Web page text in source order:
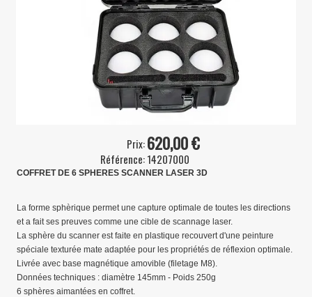
Prix:620,00 €
Référence:14207000
COFFRET DE 6 SPHERES SCANNER LASER 3D
La forme sphèrique permet une capture optimale de toutes les directions
et a fait ses preuves comme une cible de scannage laser.
La sphère du scanner est faite en plastique recouvert d'une peinture
spéciale texturée mate adaptée pour les propriétés de réflexion optimale.
Livrée avec base magnétique amovible (filetage M8).
Données techniques : diamètre 145mm - Poids 250g
6 sphères aimantées en coffret.